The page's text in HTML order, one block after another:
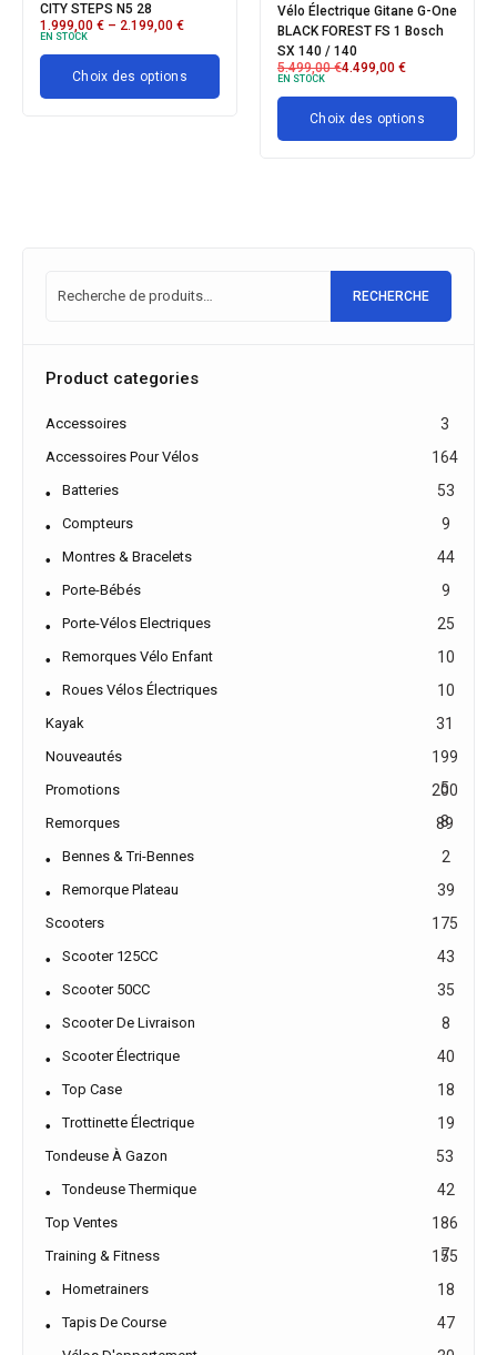
CITY STEPS N5 28
1.999,00 € – 2.199,00 €
EN STOCK
Choix des options
Vélo Électrique Gitane G-One
BLACK FOREST FS 1 Bosch
SX 140 / 140
5.499,00€4.499,00 €
EN STOCK
Choix des options
RECHERCHE
Product categories
Accessoires 3
Accessoires Pour Vélos 164
Batteries 53
Compteurs 9
Montres & Bracelets 44
Porte-Bébés 9
Porte-Vélos Electriques 25
Remorques Vélo Enfant 10
Roues Vélos Électriques 10
Kayak 31
Nouveautés
199
5
Promotions
200
8
Remorques 89
Bennes & Tri-Bennes 2
Remorque Plateau 39
Scooters 175
Scooter 125CC 43
Scooter 50CC 35
Scooter De Livraison 8
Scooter Électrique 40
Top Case 18
Trottinette Électrique 19
Tondeuse À Gazon 53
Tondeuse Thermique 42
Top Ventes
186
7
Training & Fitness 155
Hometrainers 18
Tapis De Course 47